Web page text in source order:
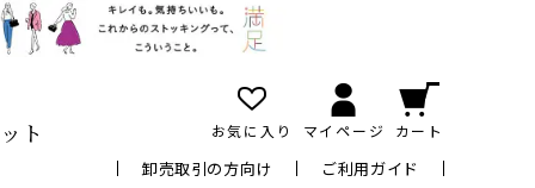
ト お気に入り マイページ カート
卸売取引の方向け ご利用ガイド